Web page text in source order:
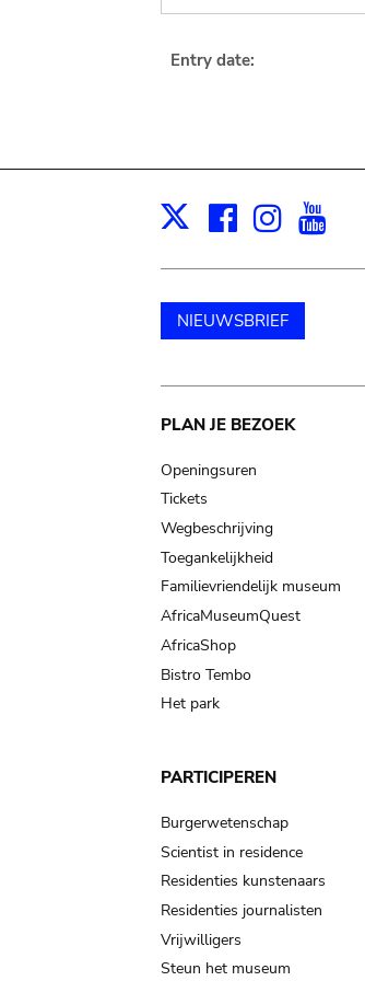
Entry date:
X Facebook
NIEUWSBRIEF
Main
navigation
PLAN JE BEZOEK
Openingsuren
Tickets
Wegbeschrijving
Toegankelijkheid
Familievriendelijk museum
AfricaMuseumQuest
AfricaShop
Bistro Tembo
Het park
PARTICIPEREN
Burgerwetenschap
Scientist in residence
Residenties kunstenaars
Residenties journalisten
Vrijwilligers
Steun het museum